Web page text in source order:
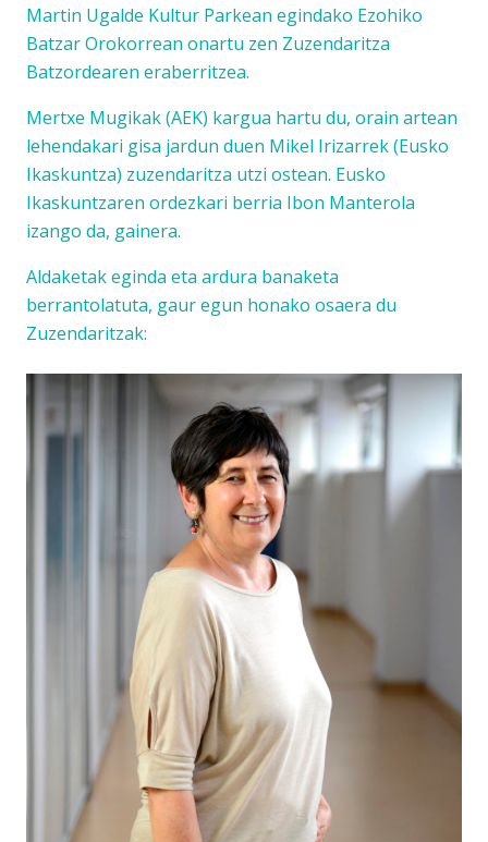
Martin Ugalde Kultur Parkean egindako Ezohiko
Batzar Orokorrean onartu zen Zuzendaritza
Batzordearen eraberritzea.
Mertxe Mugikak (AEK) kargua hartu du, orain artean
lehendakari gisa jardun duen Mikel Irizarrek (Eusko
Ikaskuntza) zuzendaritza utzi ostean. Eusko
Ikaskuntzaren ordezkari berria Ibon Manterola
izango da, gainera.
Aldaketak eginda eta ardura banaketa
berrantolatuta, gaur egun honako osaera du
Zuzendaritzak: